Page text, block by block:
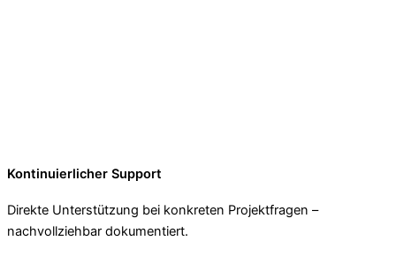
Kontinuierlicher Support
Direkte Unterstützung bei konkreten Projektfragen –
nachvollziehbar dokumentiert.